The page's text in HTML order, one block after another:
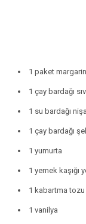
1 paket margarin
1 çay bardağı
1 su bardağı
1 çay bardağı
1 yumurta
1 yemek kaşığı
1 kabartma tozu
1 vanilya